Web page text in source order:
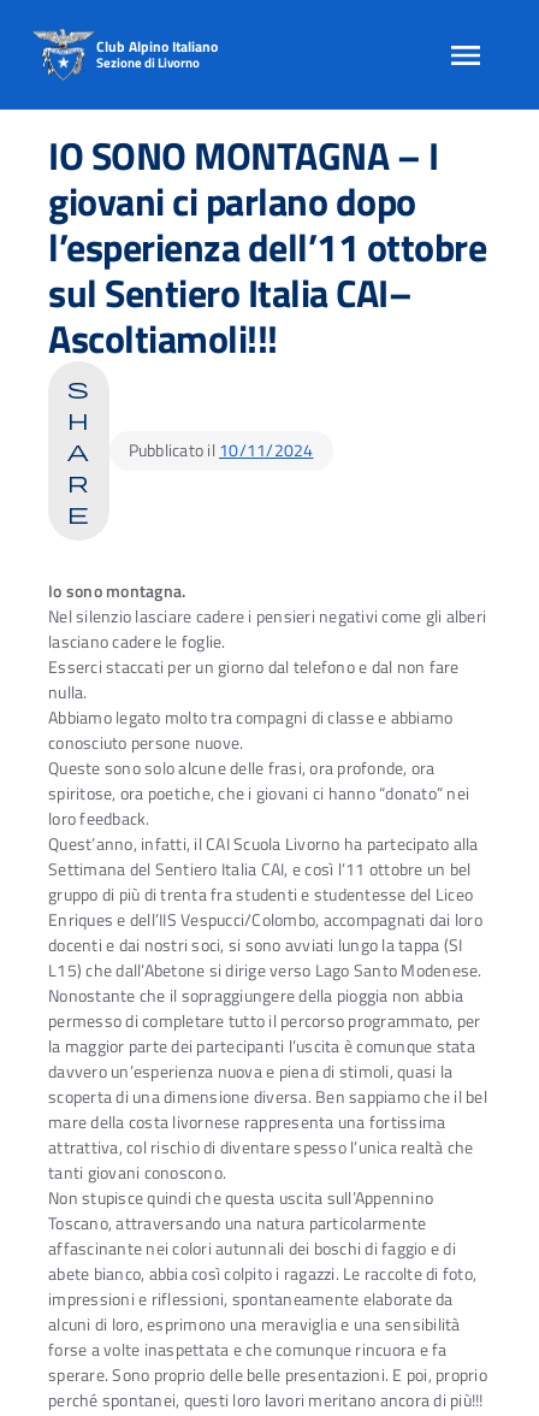
content
Club Alpino Italiano
Sezione di Livorno
IO SONO MONTAGNA – I
giovani ci parlano dopo
l’esperienza dell’11 ottobre
sul Sentiero Italia CAI–
Ascoltiamoli!!!
s
h
a
r
e
Pubblicato il 10/11/2024
Io sono montagna.
Nel silenzio lasciare cadere i pensieri negativi come gli alberi
lasciano cadere le foglie.
Esserci staccati per un giorno dal telefono e dal non fare
nulla.
Abbiamo legato molto tra compagni di classe e abbiamo
conosciuto persone nuove.
Queste sono solo alcune delle frasi, ora profonde, ora
spiritose, ora poetiche, che i giovani ci hanno “donato” nei
loro feedback.
Quest’anno, infatti, il CAI Scuola Livorno ha partecipato alla
Settimana del Sentiero Italia CAI, e così l’11 ottobre un bel
gruppo di più di trenta fra studenti e studentesse del Liceo
Enriques e dell’IIS Vespucci/Colombo, accompagnati dai loro
docenti e dai nostri soci, si sono avviati lungo la tappa (SI
L15) che dall’Abetone si dirige verso Lago Santo Modenese.
Nonostante che il sopraggiungere della pioggia non abbia
permesso di completare tutto il percorso programmato, per
la maggior parte dei partecipanti l’uscita è comunque stata
davvero un’esperienza nuova e piena di stimoli, quasi la
scoperta di una dimensione diversa. Ben sappiamo che il bel
mare della costa livornese rappresenta una fortissima
attrattiva, col rischio di diventare spesso l’unica realtà che
tanti giovani conoscono.
Non stupisce quindi che questa uscita sull’Appennino
Toscano, attraversando una natura particolarmente
affascinante nei colori autunnali dei boschi di faggio e di
abete bianco, abbia così colpito i ragazzi. Le raccolte di foto,
impressioni e riflessioni, spontaneamente elaborate da
alcuni di loro, esprimono una meraviglia e una sensibilità
forse a volte inaspettata e che comunque rincuora e fa
sperare. Sono proprio delle belle presentazioni. E poi, proprio
perché spontanei, questi loro lavori meritano ancora di più!!!